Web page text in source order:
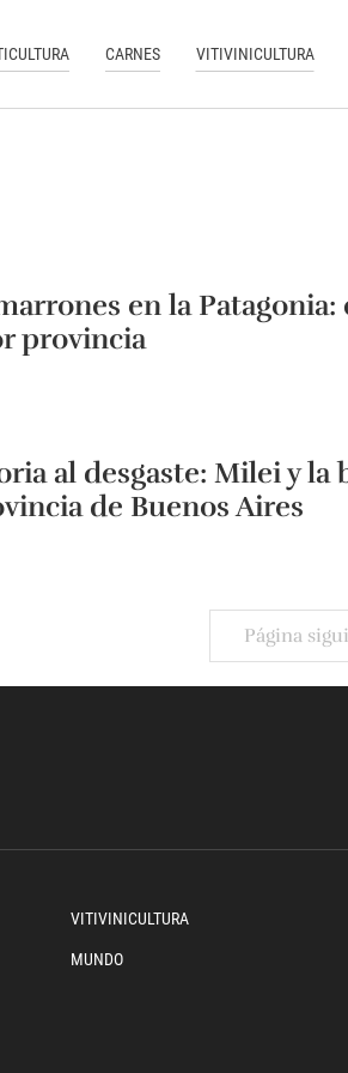
CARNES VITIVINICULTURA
en la Patagonia:
provincia
al desgaste: Milei y la
de Buenos Aires
Página
VITIVINICULTURA
MUNDO